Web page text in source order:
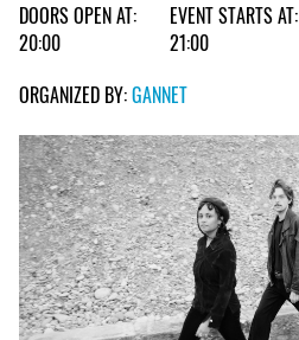
DOORS OPEN AT:
20:00
EVENT STARTS AT:
21:00
ORGANIZED BY:GANNET